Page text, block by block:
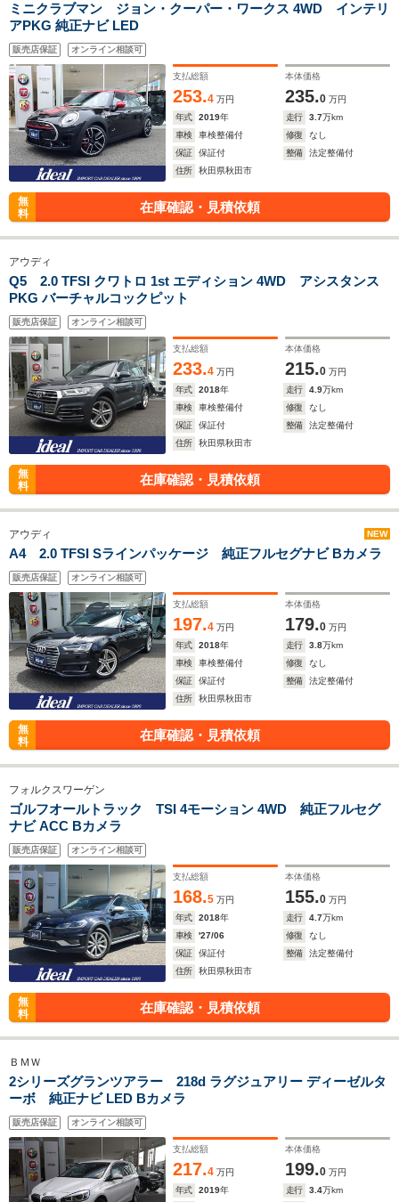
ミニクラブマン ジョン・クーパー・ワークス 4WD インテリ
アPKG 純正ナビ LED
販売店保証 オンライン相談可
支払総額
253.4 万円
本体価格
235.0 万円
年式
2019年 走行 3.7万km
車検
車検整備付 修復
なし
保証
保証付 整備
法定整備付
住所
秋田県秋田市
無
料
在庫確認・見積依頼
アウディ
Q5 2.0 TFSI クワトロ 1st エディション 4WD アシスタンス
PKG バーチャルコックピット
販売店保証 オンライン相談可
支払総額
233.4 万円
本体価格
215.0 万円
年式
2018年 走行 4.9万km
車検
車検整備付 修復
なし
保証
保証付 整備
法定整備付
住所
秋田県秋田市
無
料
在庫確認・見積依頼
アウディ NEW
A4 2.0 TFSI Sラインパッケージ 純正フルセグナビ Bカメラ
販売店保証 オンライン相談可
支払総額
197.4 万円
本体価格
179.0 万円
年式
2018年 走行 3.8万km
車検
車検整備付 修復
なし
保証
保証付 整備
法定整備付
住所
秋田県秋田市
無
料
在庫確認・見積依頼
フォルクスワーゲン
ゴルフオールトラック TSI 4モーション 4WD 純正フルセグ
ナビ ACC Bカメラ
販売店保証 オンライン相談可
支払総額
168.5 万円
本体価格
155.0 万円
年式
2018年 走行 4.7万km
車検
'27/06 修復
なし
保証
保証付 整備
法定整備付
住所
秋田県秋田市
無
料
在庫確認・見積依頼
ＢＭＷ
2シリーズグランツアラー 218d ラグジュアリー ディーゼルタ
ーボ 純正ナビ LED Bカメラ
販売店保証 オンライン相談可
支払総額
217.4 万円
本体価格
199.0 万円
年式
2019年 走行 3.4万km